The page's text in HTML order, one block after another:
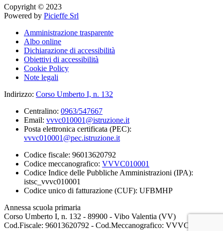
Copyright © 2023
Powered by Picieffe Srl
Amministrazione trasparente
Albo online
Dichiarazione di accessibilità
Obiettivi di accessibilità
Cookie Policy
Note legali
Indirizzo: Corso Umberto I, n. 132
Centralino: 0963/547667
Email: vvvc010001@istruzione.it
Posta elettronica certificata (PEC):
vvvc010001@pec.istruzione.it
Codice fiscale: 96013620792
Codice meccanografico: VVVC010001
Codice Indice delle Pubbliche Amministrazioni (IPA):
istsc_vvvc010001
Codice unico di fatturazione (CUF): UFBMHP
Annessa scuola primaria
Corso Umberto I, n. 132 - 89900 - Vibo Valentia (VV)
Cod.Fiscale: 96013620792 - Cod.Meccanografico: VVVC010001